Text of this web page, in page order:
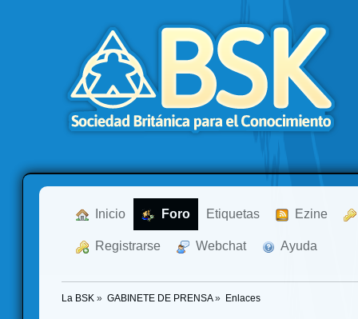
Inicio Foro Etiquetas Ezine
Registrarse Webchat Ayuda
La BSK » GABINETE DE PRENSA» Enlaces